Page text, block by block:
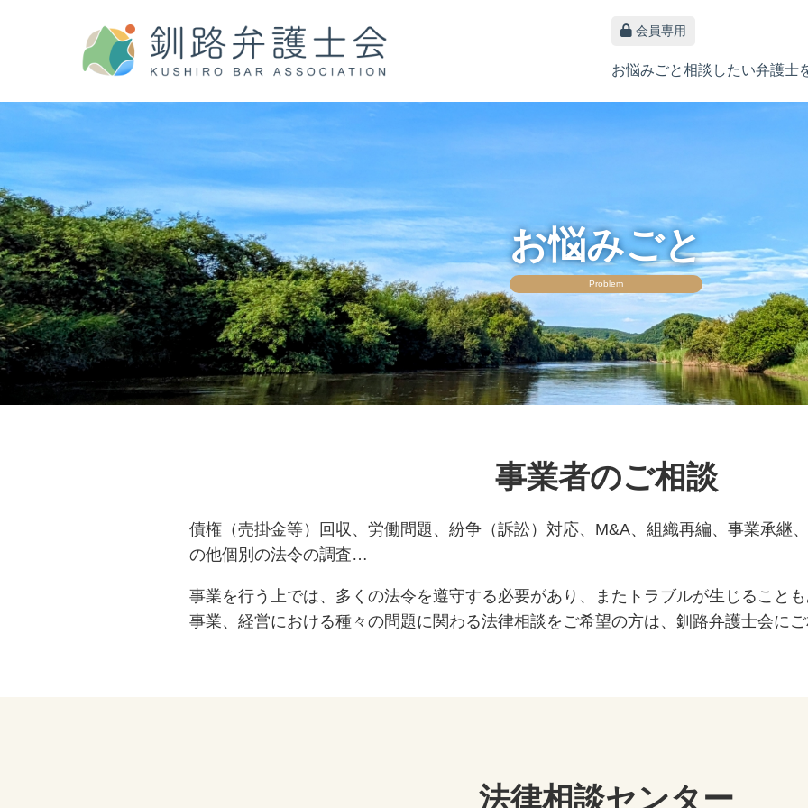
会員専用
お悩みごと相談したい弁護士
お悩みごと
Problem
事業者のご相談
債権（売掛金等）回収、労働問題、紛争（訴訟）対応、M&A、組織再編、事業承継
の他個別の法令の調査…
事業を行う上では、多くの法令を遵守する必要があり、またトラブルが生じること
事業、経営における種々の問題に関わる法律相談をご希望の方は、釧路弁護士会に
法律相談センター